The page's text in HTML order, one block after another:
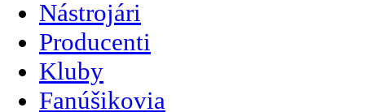
Nástrojári
Producenti
Kluby
Fanúšikovia